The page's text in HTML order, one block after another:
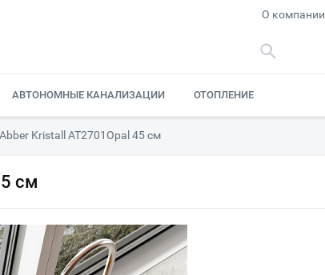
О компании
АВТОНОМНЫЕ КАНАЛИЗАЦИИ ОТОПЛЕНИЕ
Kristall AT2701Opal 45 см
см